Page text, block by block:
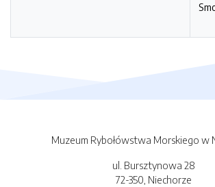
Muzeum Rybołówstwa Morskiego w
ul. Bursztynowa 28
72-350, Niechorze